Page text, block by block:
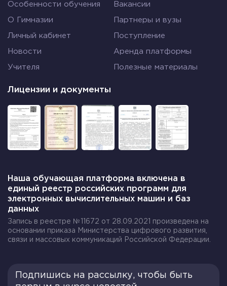
Особенности обучения Вакансии
О Гимназии Партнеры и вузы
Личный кабинет Поступление
Новости Аренда платформы
Учителя Полезные материалы
Лицензии и документы
Наша обучающая платформа включена в
единый реестр российских программ для
электронных вычислительных машин и баз
данных
Запись в реестре №11672 от 28.09.2021 произведена на
основании приказа Министерства цифрового развития,
связи и массовых коммуникаций Российской Федерации.
Подпишись на рассылку, чтобы быть